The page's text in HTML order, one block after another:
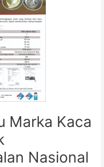
Marka Kaca
Nasional